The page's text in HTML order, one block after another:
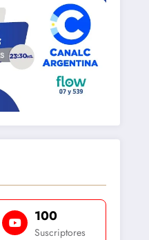
100
Suscriptores